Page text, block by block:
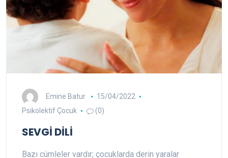
Emine Batur
15/04/2022
Psikolektif Çocuk
(0)
SEVGİ DİLİ
Bazı cümleler vardır; çocuklarda derin yaralar